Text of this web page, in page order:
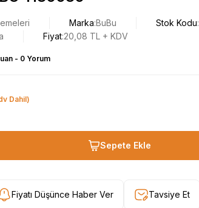
Marka BuBu Stok Kodu
Fiyat 20,08 TL + KDV
- 0 Yorum
Dahil)
Sepete Ekle
Fiyatı Düşünce Haber Ver Tavsiye Et